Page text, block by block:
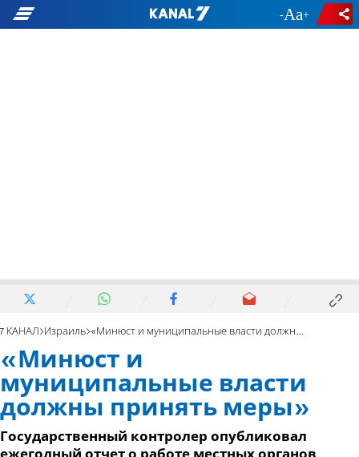
- +
7 КАНАЛ Израиль «Минюст и муниципальные власти должны принять меры»
«Минюст и
муниципальные власти
должны принять меры»
Государственный контролер опубликовал